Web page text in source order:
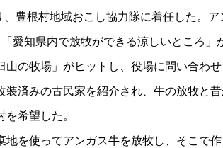
豊根村地域おこし協力隊に着任した。ア
愛知県内で放牧ができる涼しいところ」
の牧場」がヒットし、役場に問い合わせ
済みの古民家を紹介され、牛の放牧と昔
希望した。
を使ってアンガス牛を放牧し、そこで作